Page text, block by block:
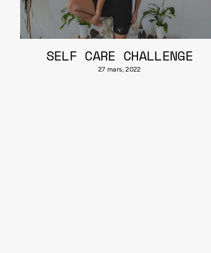
SELF CARE CHALLENGE
27 mars, 2022